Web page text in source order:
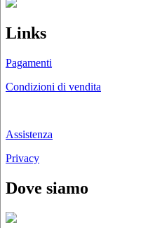
Links
Pagamenti
Condizioni di vendita
Assistenza
Privacy
Dove siamo